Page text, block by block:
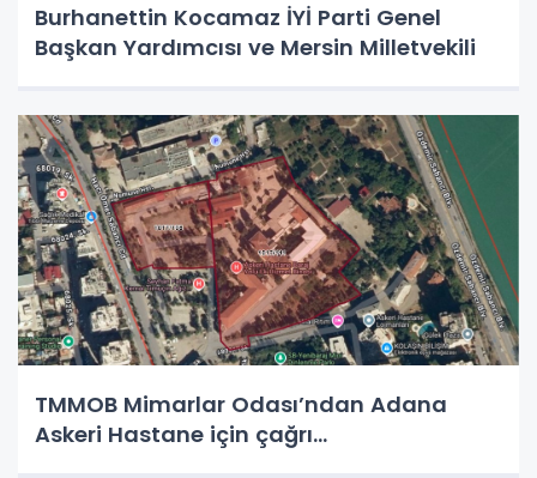
Burhanettin Kocamaz İYİ Parti Genel
Başkan Yardımcısı ve Mersin Milletvekili
TMMOB Mimarlar Odası’ndan Adana
Askeri Hastane için çağrı…